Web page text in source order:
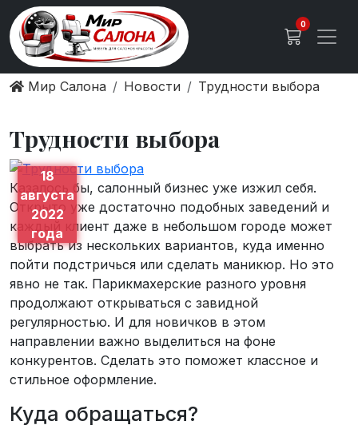
0
Мир Салона Новости Трудности выбора
Трудности выбора
18
августа
2022
года
Казалось бы, салонный бизнес уже изжил себя.
Открыто уже достаточно подобных заведений и
каждый клиент даже в небольшом городе может
выбрать из нескольких вариантов, куда именно
пойти подстричься или сделать маникюр. Но это
явно не так. Парикмахерские разного уровня
продолжают открываться с завидной
регулярностью. И для новичков в этом
направлении важно выделиться на фоне
конкурентов. Сделать это поможет классное и
стильное оформление.
Куда обращаться?